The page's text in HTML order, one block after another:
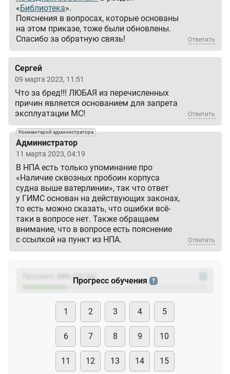
«Библиотека».
Пояснения в вопросах, которые основаны
на этом приказе, тоже были обновлены.
Спасибо за обратную связь!
Ответить
Сергей
09 марта 2023, 11:51
Что за бред!!! ЛЮБАЯ из перечисленных
причин является основанием для запрета
эксплуатации МС!
Ответить
Комментарий администратора
Администратор
11 марта 2023, 04:19
В НПА есть только упоминание про
«Наличие сквозных пробоин корпуса
судна выше ватерлинии», так что ответ
у ГИМС основан на действующих законах,
то есть можно сказать, что ошибки всё-
таки в вопросе нет. Также обращаем
внимание, что в вопросе есть пояснение
с ссылкой на пункт из НПА.
Ответить
(23
Прогресс обучения ?
1 2 3 4 5
6 7 8 9 10
11 12 13 14 15